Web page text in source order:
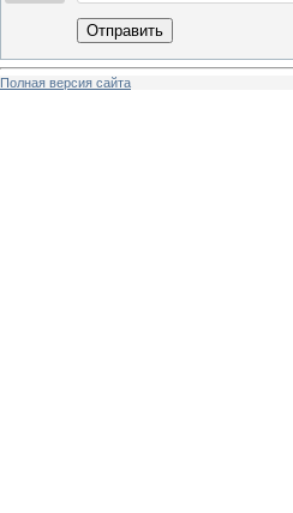
Отправить
Полная версия сайта